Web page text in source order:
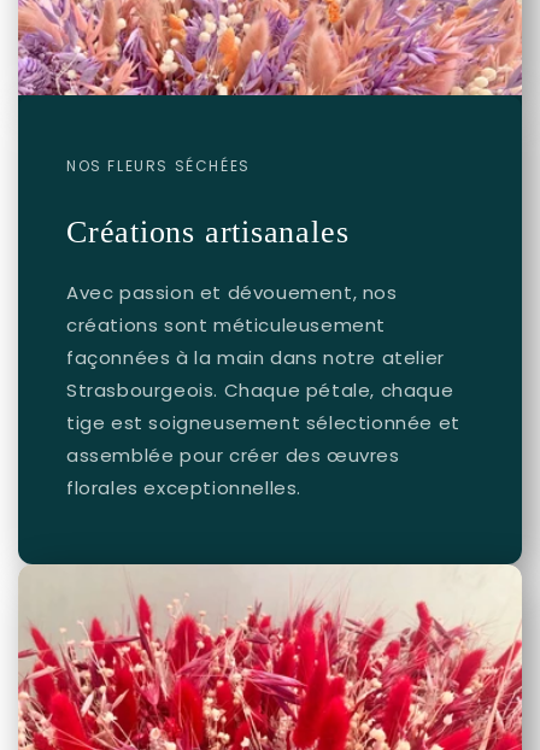
NOS FLEURS SÉCHÉES
Créations artisanales
Avec passion et dévouement, nos
créations sont méticuleusement
façonnées à la main dans notre atelier
Strasbourgeois. Chaque pétale, chaque
tige est soigneusement sélectionnée et
assemblée pour créer des œuvres
florales exceptionnelles.